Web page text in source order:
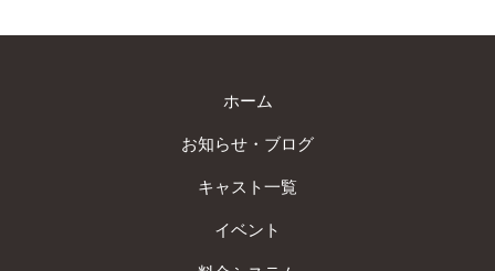
ホーム
お知らせ・ブログ
キャスト一覧
イベント